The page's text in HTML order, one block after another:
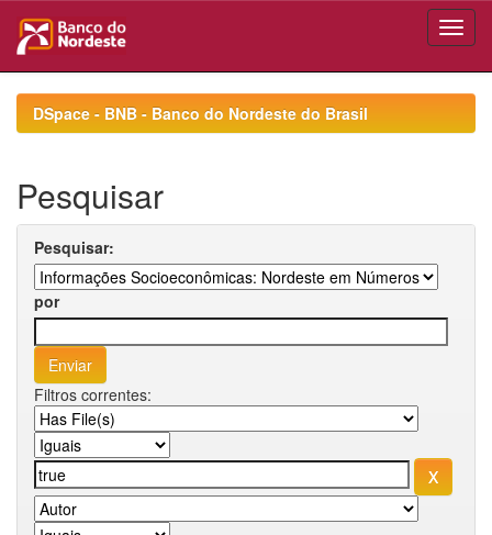
navigationDSpace - BNB - Banco do Nordeste do Brasil
Pesquisar
Pesquisar:
por
Filtros correntes: